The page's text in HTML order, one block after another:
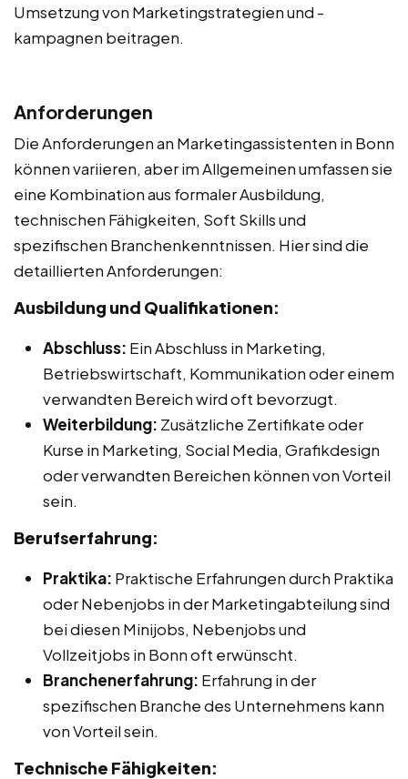
Umsetzung von Marketingstrategien und -
kampagnen beitragen.
Anforderungen
Die Anforderungen an Marketingassistenten in Bonn
können variieren, aber im Allgemeinen umfassen sie
eine Kombination aus formaler Ausbildung,
technischen Fähigkeiten, Soft Skills und
spezifischen Branchenkenntnissen. Hier sind die
detaillierten Anforderungen:
Ausbildung und Qualifikationen:
Abschluss: Ein Abschluss in Marketing,
Betriebswirtschaft, Kommunikation oder einem
verwandten Bereich wird oft bevorzugt.
Weiterbildung: Zusätzliche Zertifikate oder
Kurse in Marketing, Social Media, Grafikdesign
oder verwandten Bereichen können von Vorteil
sein.
Berufserfahrung:
Praktika: Praktische Erfahrungen durch Praktika
oder Nebenjobs in der Marketingabteilung sind
bei diesen Minijobs, Nebenjobs und
Vollzeitjobs in Bonn oft erwünscht.
Branchenerfahrung: Erfahrung in der
spezifischen Branche des Unternehmens kann
von Vorteil sein.
Technische Fähigkeiten: